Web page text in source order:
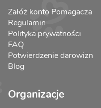
Załóż konto Pomagacza
Regulamin
Polityka prywatności
FAQ
Potwierdzenie darowizn
Blog
Organizacje